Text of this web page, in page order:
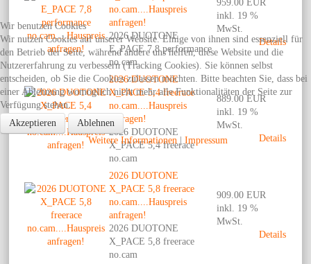
no.cam....Hauspreis
anfragen!
2026 DUOTONE
E_PACE 7,8 performance
no.cam
959.00 EUR
inkl. 19 %
MwSt.
Details
2026 DUOTONE
X_PACE 5,4 freerace
no.cam....Hauspreis
anfragen!
2026 DUOTONE
X_PACE 5,4 freerace
no.cam
889.00 EUR
inkl. 19 %
MwSt.
Details
2026 DUOTONE
X_PACE 5,8 freerace
no.cam....Hauspreis
anfragen!
2026 DUOTONE
X_PACE 5,8 freerace
no.cam
909.00 EUR
inkl. 19 %
MwSt.
Details
Wir benutzen Cookies
Wir nutzen Cookies auf unserer Website. Einige von ihnen sind essenziell für
den Betrieb der Seite, während andere uns helfen, diese Website und die
Nutzererfahrung zu verbessern (Tracking Cookies). Sie können selbst
entscheiden, ob Sie die Cookies zulassen möchten. Bitte beachten Sie, dass bei
einer Ablehnung womöglich nicht mehr alle Funktionalitäten der Seite zur
Verfügung stehen.
Akzeptieren
Ablehnen
Weitere Informationen | Impressum